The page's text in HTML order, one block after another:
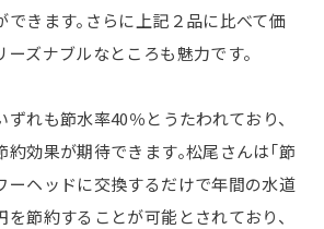
きます。さらに上記２品に比べて価
ズナブルなところも魅力です。
ずれも節水率40％とうたわれており、
効果が期待できます。松尾さんは「節
ーヘッドに交換するだけで年間の水道
節約することが可能とされており、